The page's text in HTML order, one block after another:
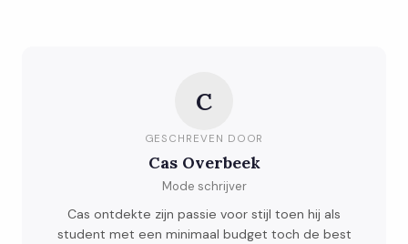
C
GESCHREVEN DOOR
Cas Overbeek
Mode schrijver
Cas ontdekte zijn passie voor stijl toen hij als
student met een minimaal budget toch de best